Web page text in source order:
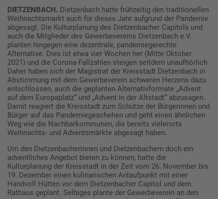
DIETZENBACH. Dietzenbach hatte frühzeitig den traditionellen
Weihnachtsmarkt auch für dieses Jahr aufgrund der Pandemie
abgesagt. Die Kulturplanung des Dietzenbacher Capitols und
auch die Mitglieder des Gewerbevereins Dietzenbach e.V.
planten hingegen eine dezentrale, pandemiegerechte
Alternative. Dies ist etwa vier Wochen her (Mitte Oktober
2021) und die Corona-Fallzahlen steigen seitdem unaufhörlich.
Daher haben sich der Magistrat der Kreisstadt Dietzenbach in
Abstimmung mit dem Gewerbeverein schweren Herzens dazu
entschlossen, auch die geplanten Alternativformate „Advent
auf dem Europaplatz“ und „Advent in der Altstadt“ abzusagen.
Damit reagiert die Kreisstadt zum Schutze der Bürgerinnen und
Bürger auf das Pandemiegeschehen und geht einen ähnlichen
Weg wie die Nachbarkommunen, die bereits vielerorts
Weihnachts- und Adventsmärkte abgesagt haben.
Um den Dietzenbacherinnen und Dietzenbachern doch ein
adventliches Angebot bieten zu können, hatte die
Kulturplanung der Kreisstadt in der Zeit vom 26. November bis
19. Dezember einen kulinarischen Anlaufpunkt mit einer
Handvoll Hütten vor dem Dietzenbacher Capitol und dem
Rathaus geplant. Selbiges plante der Gewerbeverein an den